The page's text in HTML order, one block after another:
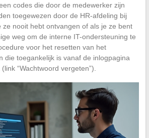
codes die door de medewerker zijn
toegewezen door de HR-afdeling bij
ze nooit hebt ontvangen of als je ze bent
weg om de interne IT-ondersteuning te
voor het resetten van het
die toegankelijk is vanaf de inlogpagina
“Wachtwoord vergeten”).